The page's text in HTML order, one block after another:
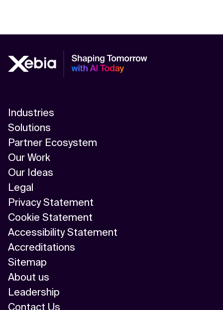
Industries
Solutions
Partner Ecosystem
Our Work
Our Ideas
Legal
Privacy Statement
Cookie Statement
Accessibility Statement
Accreditations
Sitemap
About us
Leadership
Contact Us